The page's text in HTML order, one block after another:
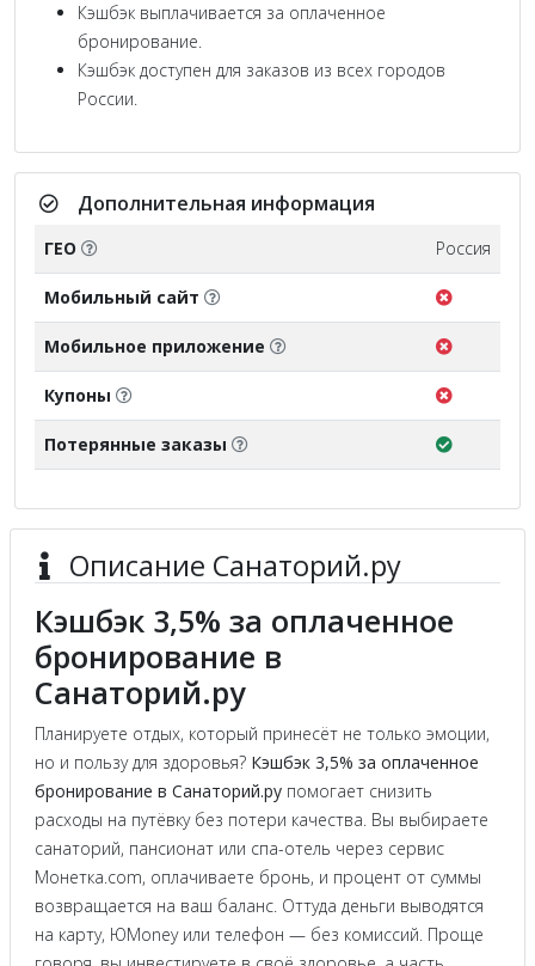
Кэшбэк выплачивается за оплаченное
бронирование.
Кэшбэк доступен для заказов из всех городов
России.
Дополнительная информация
ГЕО Россия
Мобильный сайт
Мобильное приложение
Купоны
Потерянные заказы
Описание Санаторий.ру
Кэшбэк 3,5% за оплаченное
бронирование в
Санаторий.ру
Планируете отдых, который принесёт не только эмоции,
но и пользу для здоровья? Кэшбэк 3,5% за оплаченное
бронирование в Санаторий.ру помогает снизить
расходы на путёвку без потери качества. Вы выбираете
санаторий, пансионат или спа-отель через сервис
Монетка.com, оплачиваете бронь, и процент от суммы
возвращается на ваш баланс. Оттуда деньги выводятся
на карту, ЮMoney или телефон — без комиссий. Проще